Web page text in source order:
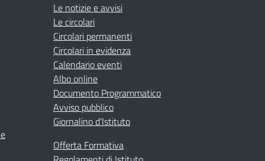
Le notizie e avvisi
Le circolari
Circolari permanenti
Circolari in evidenza
Calendario eventi
Albo online
Documento Programmatico
Avviso pubblico
Giornalino d’Istituto
Offerta Formativa